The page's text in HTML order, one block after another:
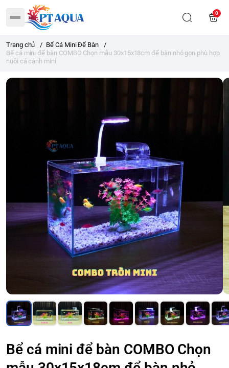
0
Trang chủ / Bể Cá Mini Để Bàn
/
Bể cá mini để bàn COMBO Chọn mẫu 30x15x18cm để bàn nhỏ gọn phù hợp
nuôi cá cảnh mini
Bể cá mini để bàn COMBO Chọn